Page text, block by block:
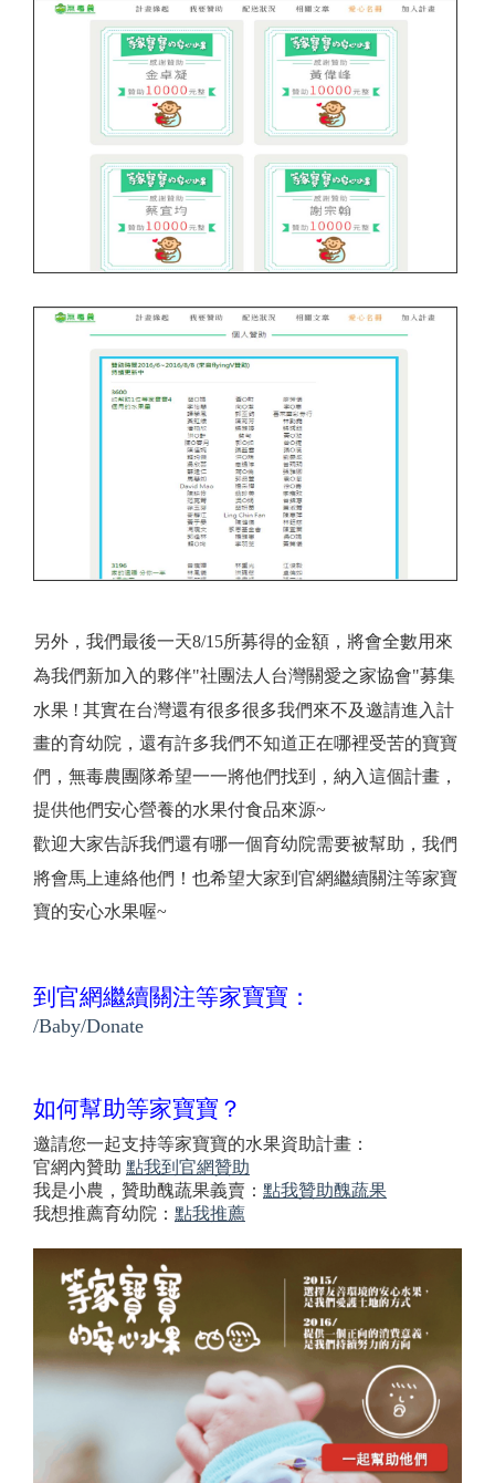
另外，我們最後一天8/15所募得的金額，將會全數用來
為我們新加入的夥伴"社團法人台灣關愛之家協會"募集
水果 ! 其實在台灣還有很多很多我們來不及邀請進入計
畫的育幼院，還有許多我們不知道正在哪裡受苦的寶寶
們， 無毒農團隊希望一一將他們找到，納入這個計畫，
提供他們安心營養的水果付食品來源~
歡迎大家告訴我們還有哪一個育幼院需要被幫助，我們
將會馬上連絡他們！ 也希望大家到官網繼續關注等家寶
寶的安心水果喔~
到官網繼續關注等家寶寶：
/Baby/Donate
如何幫助等家寶寶？
邀請您一起支持等家寶寶的水果資助計畫：
官網內贊助 點我到官網贊助
我是小農，贊助醜蔬果義賣： 點我贊助醜蔬果
我想推薦育幼院： 點我推薦